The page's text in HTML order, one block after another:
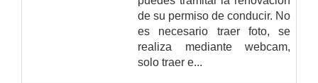
de su permiso de conducir. No
es necesario traer foto, se
realiza mediante webcam,
solo traer e...